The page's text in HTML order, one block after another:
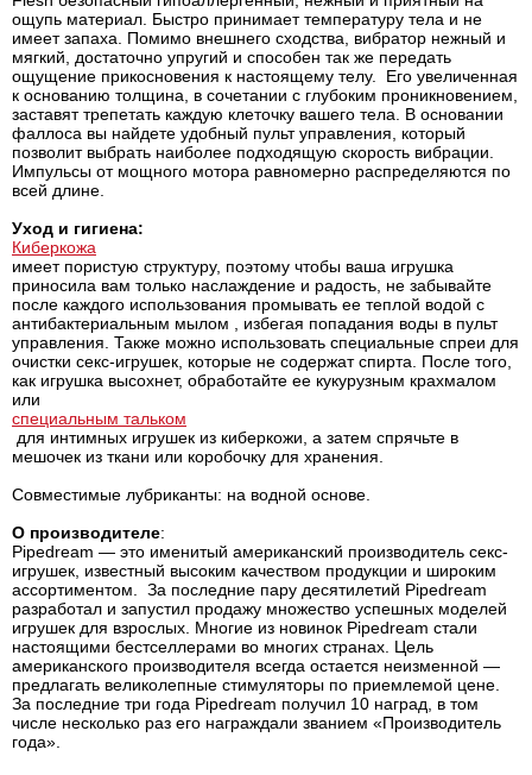
ощупь материал. Быстро принимает температуру тела и не
имеет запаха. Помимо внешнего сходства, вибратор нежный и
мягкий, достаточно упругий и способен так же передать
ощущение прикосновения к настоящему телу. Его увеличенная
к основанию толщина, в сочетании с глубоким проникновением,
заставят трепетать каждую клеточку вашего тела. В основании
фаллоса вы найдете удобный пульт управления, который
позволит выбрать наиболее подходящую скорость вибрации.
Импульсы от мощного мотора равномерно распределяются по
всей длине.
Уход и гигиена:
Киберкожа
имеет пористую структуру, поэтому чтобы ваша игрушка
приносила вам только наслаждение и радость, не забывайте
после каждого использования промывать ее теплой водой с
антибактериальным мылом , избегая попадания воды в пульт
управления. Также можно использовать специальные спреи для
очистки секс-игрушек, которые не содержат спирта. После того,
как игрушка высохнет, обработайте ее кукурузным крахмалом
или
специальным тальком
для интимных игрушек из киберкожи, а затем спрячьте в
мешочек из ткани или коробочку для хранения.
Совместимые лубриканты: на водной основе.
О производителе:
Pipedream — это именитый американский производитель секс-
игрушек, известный высоким качеством продукции и широким
ассортиментом. За последние пару десятилетий Pipedream
разработал и запустил продажу множество успешных моделей
игрушек для взрослых. Многие из новинок Pipedream стали
настоящими бестселлерами во многих странах. Цель
американского производителя всегда остается неизменной —
предлагать великолепные стимуляторы по приемлемой цене.
За последние три года Pipedream получил 10 наград, в том
числе несколько раз его награждали званием «Производитель
года».